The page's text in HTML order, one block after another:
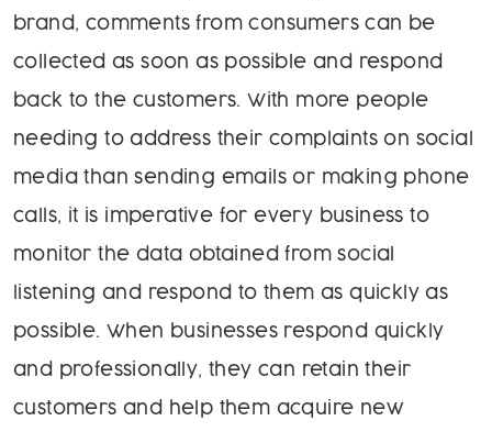
brand, comments from consumers can be
collected as soon as possible and respond
back to the customers. With more people
needing to address their complaints on social
media than sending emails or making phone
calls, it is imperative for every business to
monitor the data obtained from social
listening and respond to them as quickly as
possible. When businesses respond quickly
and professionally, they can retain their
customers and help them acquire new